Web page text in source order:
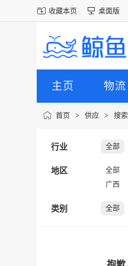
收藏本页 桌面版
主页 物流
首页 > 供应 > 搜索
行业 全部
地区 全部
广西
类别 全部